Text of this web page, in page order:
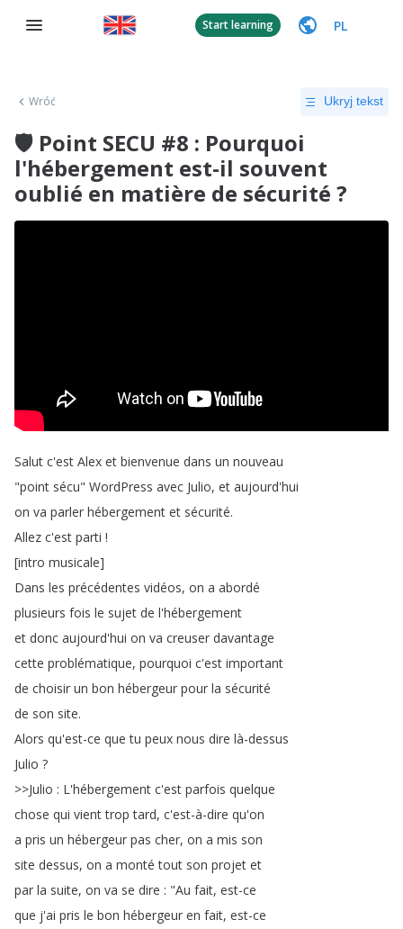
Start learning PL
Wróć Ukryj tekst
🛡 Point SECU #8 : Pourquoi
l'hébergement est-il souvent
oublié en matière de sécurité ?
Salut c'est Alex et bienvenue dans un nouveau
"point sécu" WordPress avec Julio, et aujourd'hui
on va parler hébergement et sécurité.
Allez c'est parti !
[intro musicale]
Dans les précédentes vidéos, on a abordé
plusieurs fois le sujet de l'hébergement
et donc aujourd'hui on va creuser davantage
cette problématique, pourquoi c'est important
de choisir un bon hébergeur pour la sécurité
de son site.
Alors qu'est-ce que tu peux nous dire là-dessus
Julio ?
>>Julio : L'hébergement c'est parfois quelque
chose qui vient trop tard, c'est-à-dire qu'on
a pris un hébergeur pas cher, on a mis son
site dessus, on a monté tout son projet et
par la suite, on va se dire : "Au fait, est-ce
que j'ai pris le bon hébergeur en fait, est-ce